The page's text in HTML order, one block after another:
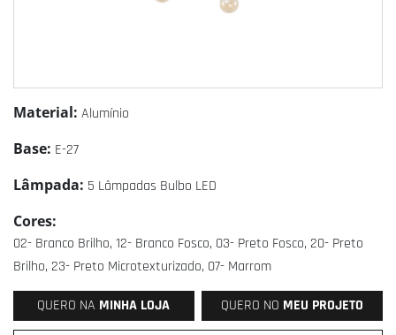
Material: Alumínio
Base: E-27
Lâmpada: 5 Lâmpadas Bulbo LED
Cores:
02- Branco Brilho, 12- Branco Fosco, 03- Preto Fosco, 20- Preto
Brilho, 23- Preto Microtexturizado, 07- Marrom
QUERO NA MINHA LOJA QUERO NO MEU PROJETO